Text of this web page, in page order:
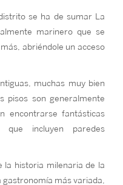
se ha de sumar La
marinero que se
abriéndole un acceso
muchas muy bien
pisos son generalmente
encontrarse fantásticas
que incluyen paredes
la historia milenaria de la
más variada,